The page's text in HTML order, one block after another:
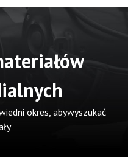
okres, abywyszukać